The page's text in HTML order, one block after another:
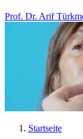
Prof. Dr. Arif
Startseite